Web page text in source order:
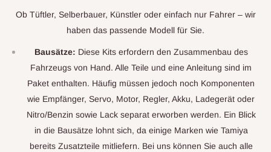
Ob Tüftler, Selberbauer, Künstler oder einfach nur Fahrer – wir
haben das passende Modell für Sie.
Bausätze: Diese Kits erfordern den Zusammenbau des
Fahrzeugs von Hand. Alle Teile und eine Anleitung sind im
Paket enthalten. Häufig müssen jedoch noch Komponenten
wie Empfänger, Servo, Motor, Regler, Akku, Ladegerät oder
Nitro/Benzin sowie Lack separat erworben werden. Ein Blick
in die Bausätze lohnt sich, da einige Marken wie Tamiya
bereits Zusatzteile mitliefern. Bei uns können Sie auch alle